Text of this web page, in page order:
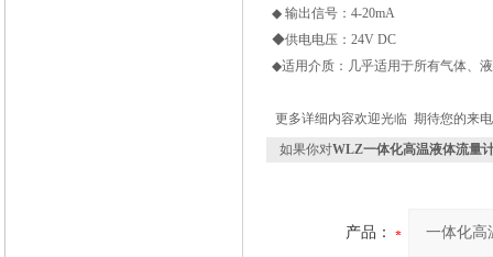
◆ 输出信号：4-20mA
◆供电电压：24V DC
◆适用介质：几乎适用于所有气体、
更多详细内容欢迎光临 期待您的来
如果你对WLZ一体化高温液体流量
产品：